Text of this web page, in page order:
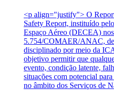
<p align="justify"> O
Safety Report, instituído
Espaço Aéreo (DECEA)
5.754/COMAER/ANAC, de
disciplinado por meio da
objetivo permitir que
evento, condição latente,
situações com potencial
no âmbito dos Serviços de